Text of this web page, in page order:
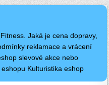
Jaká je cena dopravy,
reklamace a vrácení
slevové akce nebo
Kulturistika eshop